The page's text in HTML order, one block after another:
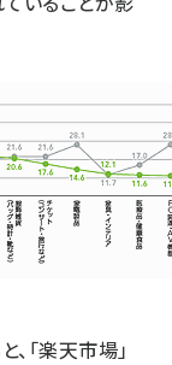
「楽天市場」